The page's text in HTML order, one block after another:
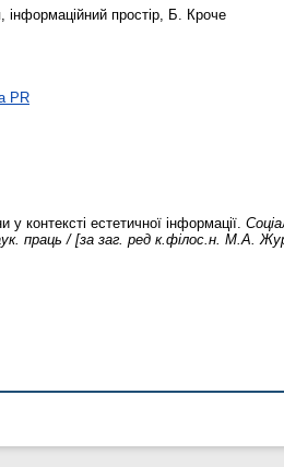
простір, Б. Кроче
PR
контексті естетичної інформації.
праць / [за заг. ред к.філос.н. М.А.